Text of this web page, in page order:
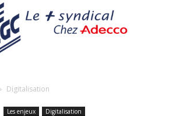
Digitalisation
Les enjeux Digitalisation